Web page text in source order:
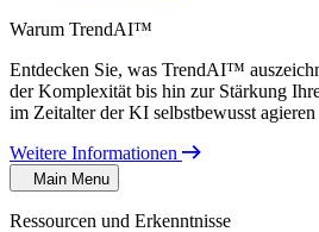
Warum TrendAI™
Entdecken Sie, was TrendAI™
der Komplexität bis hin zur Stärkung
im Zeitalter der KI selbstbewusst agieren
Weitere Informationen
Main Menu
Ressourcen und Erkenntnisse